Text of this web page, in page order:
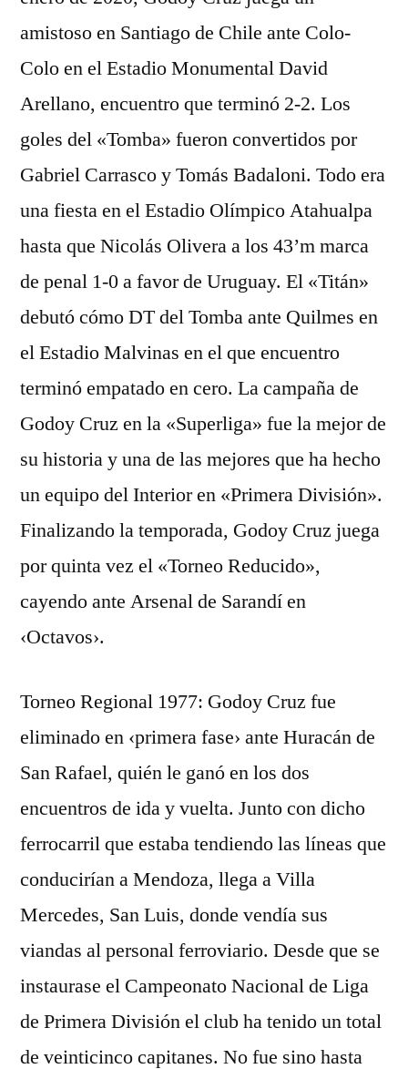
amistoso en Santiago de Chile ante Colo-
Colo en el Estadio Monumental David
Arellano, encuentro que terminó 2-2. Los
goles del «Tomba» fueron convertidos por
Gabriel Carrasco y Tomás Badaloni. Todo era
una fiesta en el Estadio Olímpico Atahualpa
hasta que Nicolás Olivera a los 43’m marca
de penal 1-0 a favor de Uruguay. El «Titán»
debutó cómo DT del Tomba ante Quilmes en
el Estadio Malvinas en el que encuentro
terminó empatado en cero. La campaña de
Godoy Cruz en la «Superliga» fue la mejor de
su historia y una de las mejores que ha hecho
un equipo del Interior en «Primera División».
Finalizando la temporada, Godoy Cruz juega
por quinta vez el «Torneo Reducido»,
cayendo ante Arsenal de Sarandí en
‹Octavos›.
Torneo Regional 1977: Godoy Cruz fue
eliminado en ‹primera fase› ante Huracán de
San Rafael, quién le ganó en los dos
encuentros de ida y vuelta. Junto con dicho
ferrocarril que estaba tendiendo las líneas que
conducirían a Mendoza, llega a Villa
Mercedes, San Luis, donde vendía sus
viandas al personal ferroviario. Desde que se
instaurase el Campeonato Nacional de Liga
de Primera División el club ha tenido un total
de veinticinco capitanes. No fue sino hasta